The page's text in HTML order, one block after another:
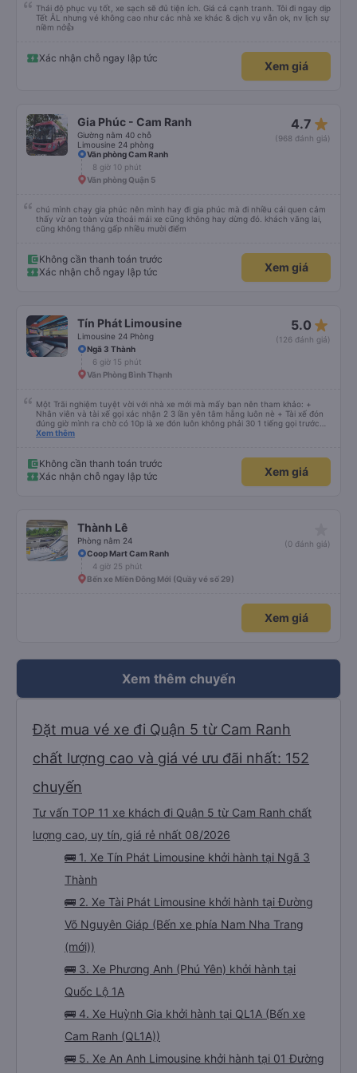
Thái độ phục vụ tốt, xe sạch sẽ đủ tiện ích. Giá cả cạnh tranh. Tôi đi ngay dịp
Tết ÂL nhưng vé không cao như các nhà xe khác & dịch vụ vẫn ok, nv lịch sự
niềm nở👍
Xác nhận chỗ ngay lập tức
Xem giá
Gia Phúc - Cam Ranh
Giường nằm 40 chỗ
Limousine 24 phòng
4.7 star_rate
(968 đánh giá)
Văn phòng Cam Ranh
8 giờ 10 phút
Văn phòng Quận 5
chú mình chạy gia phúc nên mình hay đi gia phúc mà đi nhiều cái quen cảm
thấy vừ an toàn vừa thoải mái xe cũng không hay dừng đó. khách vãng lai,
cũng không thắng gấp nhiều mười điểm
Không cần thanh toán trước
Xác nhận chỗ ngay lập tức
Xem giá
Tín Phát Limousine
Limousine 24 Phòng
5.0 star_rate
(126 đánh giá)
Ngã 3 Thành
6 giờ 15 phút
Văn Phòng Bình Thạnh
Một Trãi nghiệm tuyệt vời với nhà xe mới mà mấy bạn nên tham khảo: +
Nhân viên và tài xế gọi xác nhận 2 3 lần yên tâm hẵng luôn nè + Tài xế đón
đúng giờ mình ra chờ có 10p là xe đón luôn không phải 30 1 tiếng gọi trước
đợi cực + Xe mới, xịn, thơm và Đặt biệt là cực kỳ ưng mền gối trên xe luôn
trên không bị vướng chân như các xe khác mình từng đi + Tài xế lơ xe nhiệt
tình hỗ trợ hỏi đón trả cực bao nhiệt tình nhẹ nhàn luôn nha + Trên xe còn
có bánh nước, khăn lạnh. Tới trạm tài xế còn tinh ý chuẩn bị thêm khăn lạnh
Xem thêm
Không cần thanh toán trước
Xác nhận chỗ ngay lập tức
Xem giá
Thành Lê
Phòng nằm 24
(0 đánh giá)
Coop Mart Cam Ranh
4 giờ 25 phút
Bến xe Miền Đông Mới (Quầy vé số 29)
Xem giá
Xem thêm chuyến
Đặt mua vé xe đi Quận 5 từ Cam Ranh
chất lượng cao và giá vé ưu đãi nhất: 152
chuyến
Tư vấn TOP 11 xe khách đi Quận 5 từ Cam Ranh chất
lượng cao, uy tín, giá rẻ nhất 08/2026
🚌 1. Xe Tín Phát Limousine khởi hành tại Ngã 3
Thành
🚌 2. Xe Tài Phát Limousine khởi hành tại Đường
Võ Nguyên Giáp (Bến xe phía Nam Nha Trang
(mới))
🚌 3. Xe Phương Anh (Phú Yên) khởi hành tại
Quốc Lộ 1A
🚌 4. Xe Huỳnh Gia khởi hành tại QL1A (Bến xe
Cam Ranh (QL1A))
🚌 5. Xe An Anh Limousine khởi hành tại 01 Đường